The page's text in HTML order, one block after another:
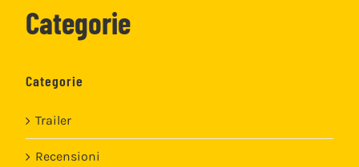
Categorie
Categorie
Trailer
Recensioni